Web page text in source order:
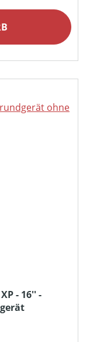
- 16'' -